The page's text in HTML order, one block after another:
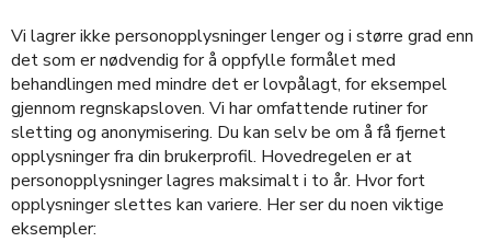
Vi lagrer ikke personopplysninger lenger og i større grad enn
det som er nødvendig for å oppfylle formålet med
behandlingen med mindre det er lovpålagt, for eksempel
gjennom regnskapsloven. Vi har omfattende rutiner for
sletting og anonymisering. Du kan selv be om å få fjernet
opplysninger fra din brukerprofil. Hovedregelen er at
personopplysninger lagres maksimalt i to år. Hvor fort
opplysninger slettes kan variere. Her ser du noen viktige
eksempler: